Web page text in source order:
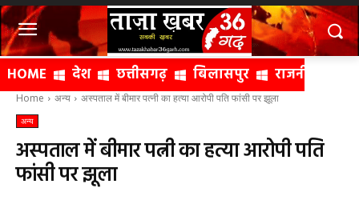
HOME देश छत्तीसगढ़ बिलासपुर राजनीति
Home अन्य अस्पताल में बीमार पत्नी का हत्या आरोपी पति फांसी पर झूला
अन्य
अस्पताल में बीमार पत्नी का हत्या आरोपी पति
फांसी पर झूला